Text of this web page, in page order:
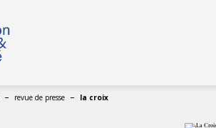
revue de presse la croix